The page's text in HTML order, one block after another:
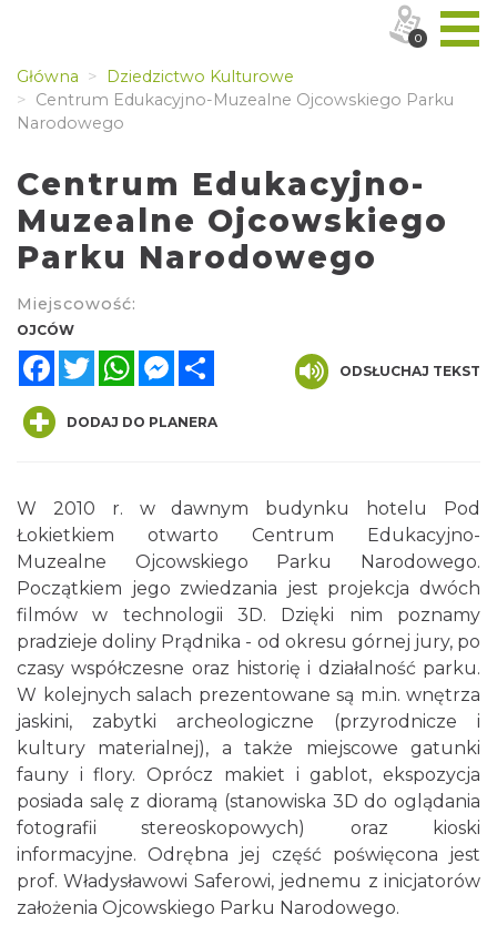
Główna
Dziedzictwo Kulturowe
Centrum Edukacyjno-Muzealne Ojcowskiego Parku
Narodowego
Centrum Edukacyjno-
Muzealne Ojcowskiego
Parku Narodowego
Miejscowość:
OJCÓW
FacebookTwitterWhatsAppMessenger
ODSŁUCHAJ TEKST
DODAJ DO PLANERA
W 2010 r. w dawnym budynku hotelu Pod
Łokietkiem otwarto Centrum Edukacyjno-
Muzealne Ojcowskiego Parku Narodowego.
Początkiem jego zwiedzania jest projekcja dwóch
filmów w technologii 3D. Dzięki nim poznamy
pradzieje doliny Prądnika - od okresu górnej jury, po
czasy współczesne oraz historię i działalność parku.
W kolejnych salach prezentowane są m.in. wnętrza
jaskini, zabytki archeologiczne (przyrodnicze i
kultury materialnej), a także miejscowe gatunki
fauny i flory. Oprócz makiet i gablot, ekspozycja
posiada salę z dioramą (stanowiska 3D do oglądania
fotografii stereoskopowych) oraz kioski
informacyjne. Odrębna jej część poświęcona jest
prof. Władysławowi Saferowi, jednemu z inicjatorów
założenia Ojcowskiego Parku Narodowego.
0